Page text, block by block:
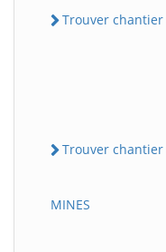
Trouver chantier
Trouver chantier
MINES